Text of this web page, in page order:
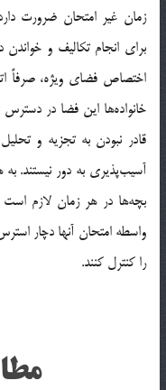
زمان غير امتحان ضرورت
براي انجام تكاليف و
اختصاص فضاي ويژه، صرفاً
خانواده‌ها اين فضا در
قادر نبودن به تجزيه و
آسيب‌پذيري به دور نيستند.
بچه‌ها در هر زمان لازم است
واسطه امتحان آنها دچار
را كنترل كنند.